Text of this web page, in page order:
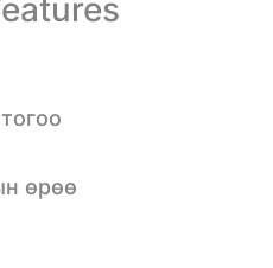
өрөө